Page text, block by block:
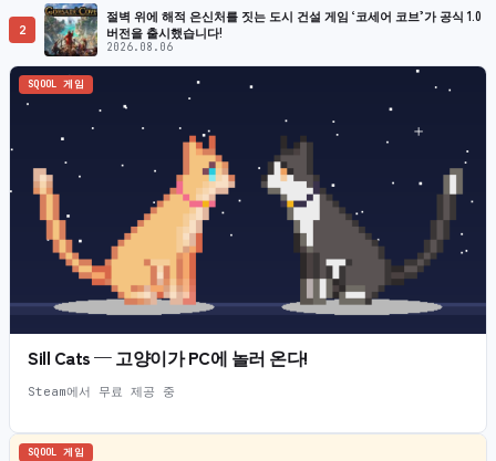
2
절벽 위에 해적 은신처를 짓는 도시 건설 게임 ‘코세어 코브’가 공식 1.0
버전을 출시했습니다!
2026.08.06
SQOOL 게임
Sill Cats — 고양이가 PC에 놀러 온다!
Steam에서 무료 제공 중
SQOOL 게임